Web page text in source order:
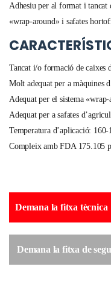
Adhesiu per al format i tancat
«wrap-around» i safates
Tancat i/o formació de caixes
Molt adequat per a màquines
Adequat per el sistema «wrap-
Adequat per a safates
Temperatura d’aplicació: 160-
Compleix amb FDA 175.105
Demana la fitxa tècnica
Demana la fitxa de